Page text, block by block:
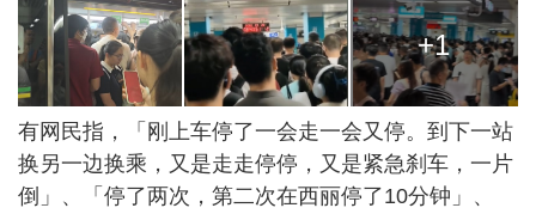
+1
有网民指，「刚上车停了一会走一会又停。到下一站
换另一边换乘，又是走走停停，又是紧急刹车，一片
倒」、「停了两次，第二次在西丽停了10分钟」、